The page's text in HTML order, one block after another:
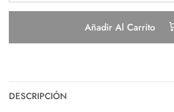
Añadir Al Carrito
DESCRIPCIÓN